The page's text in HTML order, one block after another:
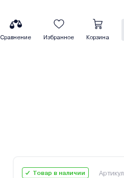
Сравнение Избранное Корзина
Товар в наличии Артикул